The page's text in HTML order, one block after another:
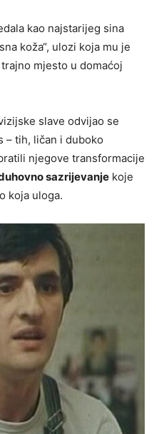
kao najstarijeg sina
koža“, ulozi koja mu je
mjesto u domaćoj
slave odvijao se
– tih, ličan i duboko
njegove transformacije
sazrijevanje koje
koja uloga.